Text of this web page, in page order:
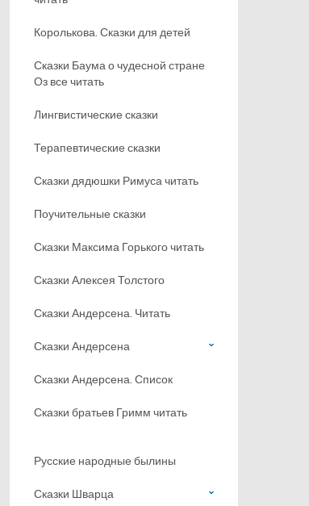
Королькова. Сказки для детей
Сказки Баума о чудесной стране
Оз все читать
Лингвистические сказки
Терапевтические сказки
Сказки дядюшки Римуса читать
Поучительные сказки
Сказки Максима Горького читать
Сказки Алексея Толстого
Сказки Андерсена. Читать
Сказки Андерсена
Сказки Андерсена. Список
Сказки братьев Гримм читать
Русские народные былины
Сказки Шварца